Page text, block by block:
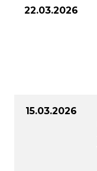
22.03.2026
15.03.2026